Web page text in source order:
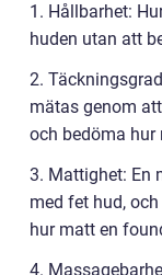
1. Hållbarhet:
huden utan att
2.
mätas genom
och bedöma hur
3. Mattighet: En
med fet hud,
hur matt en
4.